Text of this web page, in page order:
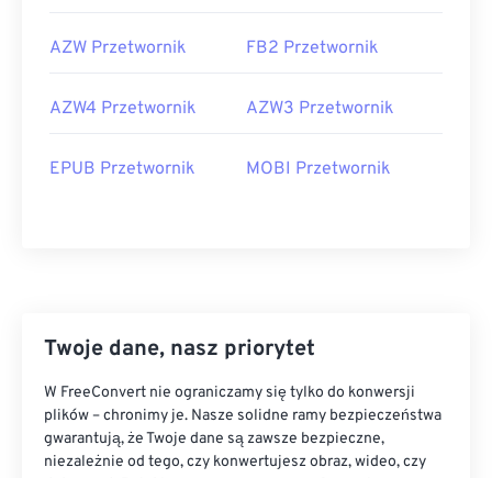
AZW Przetwornik FB2 Przetwornik
AZW4 Przetwornik AZW3 Przetwornik
EPUB Przetwornik MOBI Przetwornik
Twoje dane, nasz priorytet
W FreeConvert nie ograniczamy się tylko do konwersji
plików – chronimy je. Nasze solidne ramy bezpieczeństwa
gwarantują, że Twoje dane są zawsze bezpieczne,
niezależnie od tego, czy konwertujesz obraz, wideo, czy